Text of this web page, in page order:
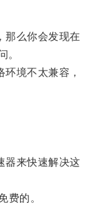
么你会发现在
。
境不太兼容，
来快速解决这
的。